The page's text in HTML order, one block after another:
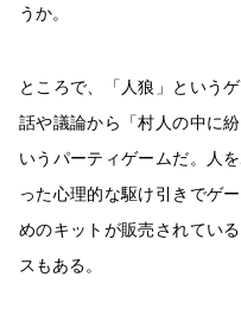
うか。
ところで、「人狼」という
話や議論から「村人の中に
いうパーティゲームだ。人
った心理的な駆け引きでゲ
めのキットが販売されてい
スもある。